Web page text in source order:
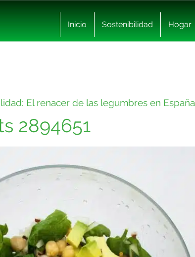
Inicio Sostenibilidad Hogar
El renacer de las legumbres en España
2894651